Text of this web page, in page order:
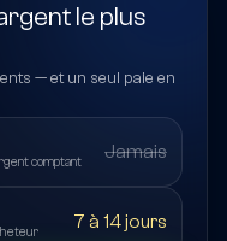
le plus
— et un seul paie en
comptant Jamais
7 à 14 jours